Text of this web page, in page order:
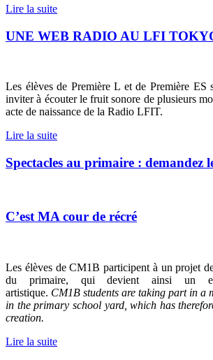
Lire la suite
UNE WEB RADIO AU LFI
Les élèves de Première L et de Première ES
inviter à écouter le fruit sonore de plusieurs
acte de naissance de la Radio LFIT.
Lire la suite
Spectacles au primaire : demandez
C’est MA cour de récré
Les élèves de CM1B participent à un projet
du primaire, qui devient ainsi un
artistique. CM1B students are taking part in a
in the primary school yard, which has
creation.
Lire la suite